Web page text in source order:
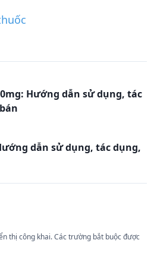
Hướng dẫn sử dụng, tác
dẫn sử dụng, tác dụng,
thị công khai.Các trường bắt buộc được